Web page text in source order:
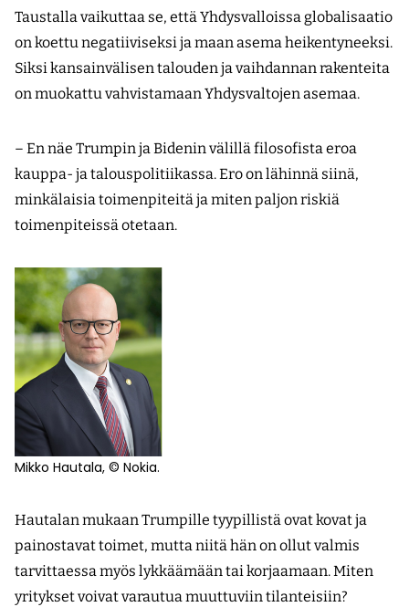
Taustalla vaikuttaa se, että Yhdysvalloissa globalisaatio
on koettu negatiiviseksi ja maan asema heikentyneeksi.
Siksi kansainvälisen talouden ja vaihdannan rakenteita
on muokattu vahvistamaan Yhdysvaltojen asemaa.
– En näe Trumpin ja Bidenin välillä filosofista eroa
kauppa- ja talouspolitiikassa. Ero on lähinnä siinä,
minkälaisia toimenpiteitä ja miten paljon riskiä
toimenpiteissä otetaan.
Mikko Hautala, © Nokia.
Hautalan mukaan Trumpille tyypillistä ovat kovat ja
painostavat toimet, mutta niitä hän on ollut valmis
tarvittaessa myös lykkäämään tai korjaamaan. Miten
yritykset voivat varautua muuttuviin tilanteisiin?